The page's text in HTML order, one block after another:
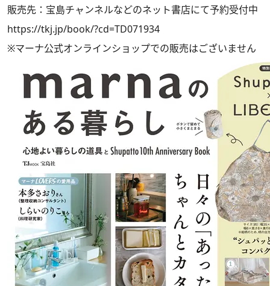
販売先：宝島チャンネルなどのネット書店にて予約受付中
https://tkj.jp/book/?cd=TD071934
※マーナ公式オンラインショップでの販売はございません